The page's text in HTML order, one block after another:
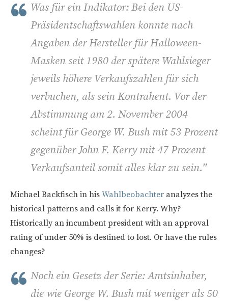
Was für ein Indikator: Bei den US-
Präsidentschaftswahlen konnte nach
Angaben der Hersteller für Halloween-
Masken seit 1980 der spätere Wahlsieger
jeweils höhere Verkaufszahlen für sich
verbuchen, als sein Kontrahent. Vor der
Abstimmung am 2. November 2004
scheint für George W. Bush mit 53 Prozent
gegenüber John F. Kerry mit 47 Prozent
Verkaufsanteil somit alles klar zu sein.”
Michael Backfisch in his Wahlbeobachter analyzes the
historical patterns and calls it for Kerry. Why?
Historically an incumbent president with an approval
rating of under 50% is destined to lost. Or have the rules
changes?
Noch ein Gesetz der Serie: Amtsinhaber,
die wie George W. Bush mit weniger als 50